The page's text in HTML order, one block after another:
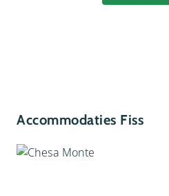
Accommodaties Fiss